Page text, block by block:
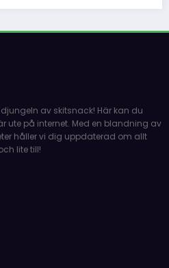
av skitsnack! Här kan du
ute på internet. Med en blandning av
håller vi dig uppdaterad om allt
lite till!